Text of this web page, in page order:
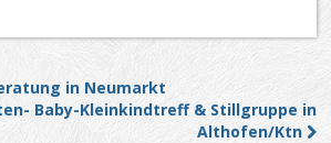
in Neumarkt
Baby-Kleinkindtreff & Stillgruppe in
Althofen/Ktn